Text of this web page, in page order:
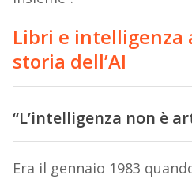
Libri e intelligenza
storia dell’AI
“L’intelligenza non è
Era il gennaio 1983